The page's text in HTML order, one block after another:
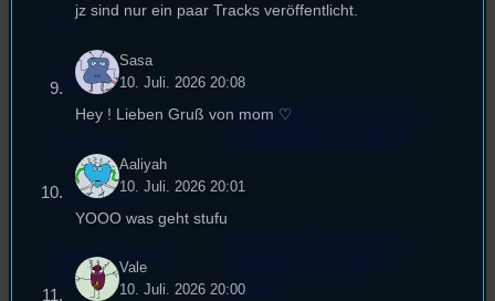
FAQ
Satzung
Datenschutz
Cookie-Richtlinie
(EU)
Unterstützt vom Lehrstuhl
station!
jz sind nur ein paar Tracks veröffentlicht.
Sasa
10. Juli. 2026 20:08
Hey ! Lieben Gruß von mom ♡
Aaliyah
10. Juli. 2026 20:01
YOOO was geht stufu
Vale
10. Juli. 2026 20:00